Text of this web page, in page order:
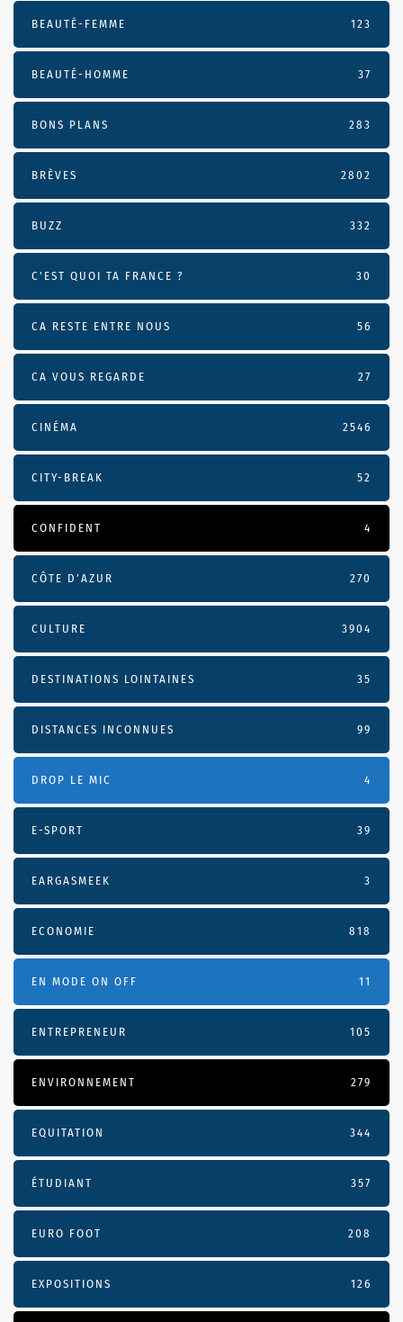
BEAUTÉ-FEMME 123
BEAUTÉ-HOMME 37
BONS PLANS 283
BRÈVES 2802
BUZZ 332
C'EST QUOI TA FRANCE ? 30
CA RESTE ENTRE NOUS 56
CA VOUS REGARDE 27
CINÉMA 2546
CITY-BREAK 52
CONFIDENT 4
CÔTE D’AZUR 270
CULTURE 3904
DESTINATIONS LOINTAINES 35
DISTANCES INCONNUES 99
DROP LE MIC 4
E-SPORT 39
EARGASMEEK 3
ECONOMIE 818
EN MODE ON OFF 11
ENTREPRENEUR 105
ENVIRONNEMENT 279
EQUITATION 344
ÉTUDIANT 357
EURO FOOT 208
EXPOSITIONS 126